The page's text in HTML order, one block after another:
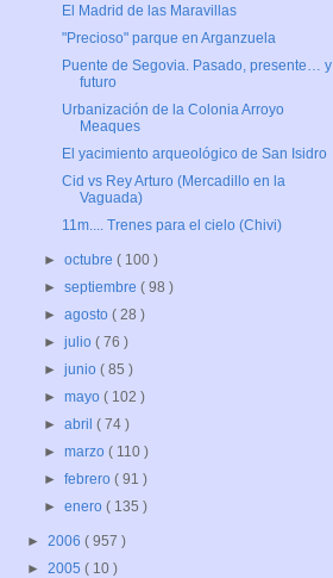
El Madrid de las Maravillas
"Precioso" parque en Arganzuela
Puente de Segovia. Pasado, presente… y
futuro
Urbanización de la Colonia Arroyo
Meaques
El yacimiento arqueológico de San Isidro
Cid vs Rey Arturo (Mercadillo en la
Vaguada)
11m.... Trenes para el cielo (Chivi)
►octubre( 100 )
►septiembre( 98 )
►agosto( 28 )
►julio( 76 )
►junio( 85 )
►mayo( 102 )
►abril( 74 )
►marzo( 110 )
►febrero( 91 )
►enero( 135 )
► 2006 ( 957 )
► 2005 ( 10 )